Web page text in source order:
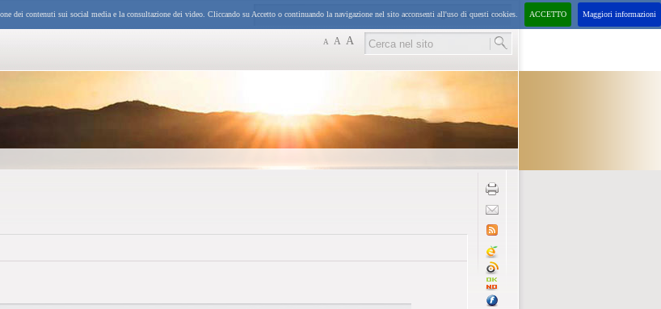
contenuti sui social media e la consultazione dei video. Cliccando su Accetto o continuando la navigazione nel sito acconsenti all'uso di questi cookies. ACCETTO Maggiori informazioni
giovedì 6 agosto 2026 19:03:
A A A